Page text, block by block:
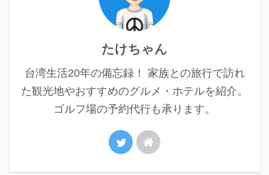
たけちゃん
台湾生活20年の備忘録！ 家族との旅行で訪れ
た観光地やおすすめのグルメ・ホテルを紹介。
ゴルフ場の予約代行も承ります。